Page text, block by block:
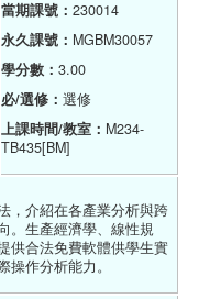
當期課號： 230014
永久課號： MGBM30057
學分數： 3.00
必/選修： 選修
上課時間/教室： M234-
TB435[BM]
，介紹在各產業分析與跨
。生產經濟學、線性規
供合法免費軟體供學生實
作分析能力。